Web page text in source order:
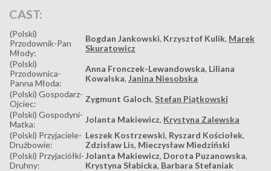
CAST:
(Polski)
Przodownik-Pan
Młody:
Bogdan Jankowski, Krzysztof Kulik, Marek
Skuratowicz
(Polski)
Przodownica-
Panna Młoda:
Anna Fronczek-Lewandowska, Liliana
Kowalska, Janina Niesobska
(Polski) Gospodarz-
Ojciec:
Zygmunt Galoch, Stefan Piątkowski
(Polski) Gospodyni-
Matka:
Jolanta Makiewicz, Krystyna Zalewska
(Polski) Przyjaciele-
Drużbowie:
Leszek Kostrzewski, Ryszard Kościołek,
Zdzisław Lis, Mieczysław Miedziński
(Polski) Przyjaciółki-
Druhny:
Jolanta Makiewicz, Dorota Puzanowska,
Krystyna Słabicka, Barbara Stefaniak